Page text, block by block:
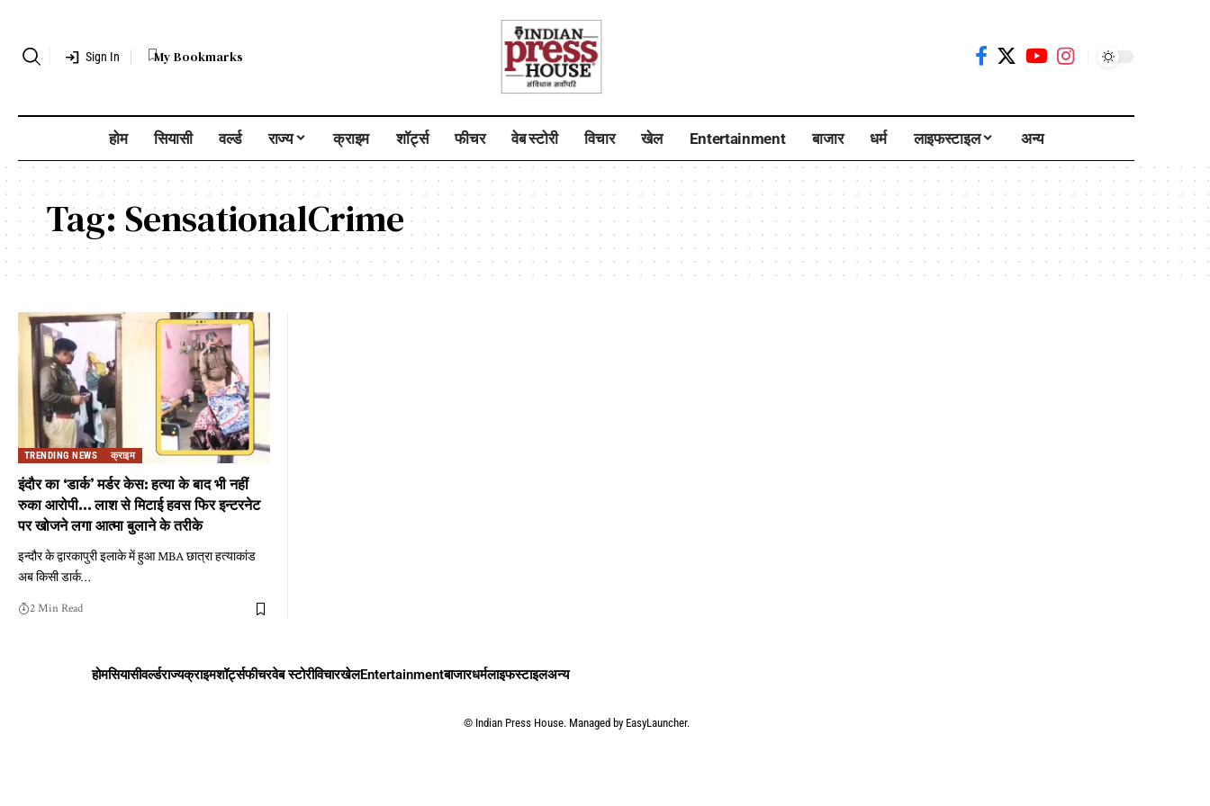
Sign In My Bookmarks
होम सियासी वर्ल्ड राज्य क्राइम शॉर्ट्स फीचर वेब स्टोरी विचार खेल Entertainment बाजार धर्म लाइफस्टाइल अन्य
Tag: SensationalCrime
TRENDING NEWS क्राइम
इंदौर का ‘डार्क’ मर्डर केस: हत्या के बाद भी नहीं
रुका आरोपी… लाश से मिटाई हवस फिर इन्टरनेट
पर खोजने लगा आत्मा बुलाने के तरीके
इन्दौर के द्वारकापुरी इलाके में हुआ MBA छात्रा हत्याकांड
अब किसी डार्क…
2 Min Read
होमसियासीवर्ल्डराज्यक्राइमशॉर्ट्सफीचरवेब स्टोरीविचारखेलEntertainmentबाजारधर्मलाइफस्टाइलअन्य
© Indian Press House. Managed by EasyLauncher.